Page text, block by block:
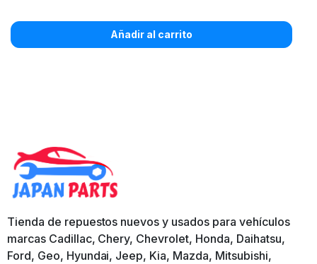
Añadir al carrito
Tienda de repuestos nuevos y usados para vehículos
marcas Cadillac, Chery, Chevrolet, Honda, Daihatsu,
Ford, Geo, Hyundai, Jeep, Kia, Mazda, Mitsubishi,